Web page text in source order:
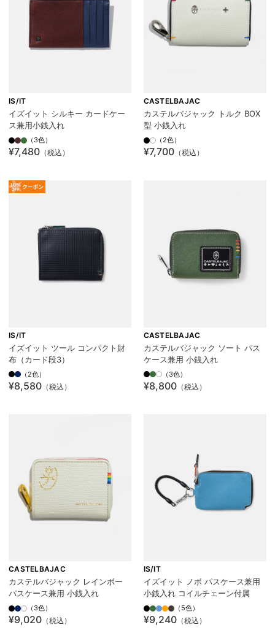
IS/IT
イズイット シルキー カードケー
ス兼用小銭入れ
（3色）
¥7,480 （税込）
CASTELBAJAC
カステルバジャック トルク BOX
型 小銭入れ
（2色）
¥7,700（税込）
IS/IT
イズイット ツール コンパクト財
布（カード段3）
（2色）
¥8,580 （税込）
CASTELBAJAC
カステルバジャック ソート パス
ケース兼用 小銭入れ
（3色）
¥8,800（税込）
CASTELBAJAC
カステルバジャック レインボー
パスケース兼用 小銭入れ
（3色）
¥9,020 （税込）
IS/IT
イズイット ノボ パスケース兼用
小銭入れ コイルチェーン付属
（5色）
¥9,240（税込）